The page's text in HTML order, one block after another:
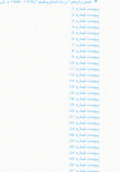
فصل يازدهم " در راه انجام وظيفه " (1378 - 1368 ه. ش)
پيوست شماره 1:
پيوست شماره 2:
پيوست شماره 3:
پيوست شماره 4:
پيوست شماره 5:
پيوست شماره 6:
پيوست شماره 7:
پيوست شماره 8:
پيوست شماره 9:
پيوست شماره 10:
پيوست شماره 11:
پيوست شماره 13:
پيوست شماره 14:
پيوست شماره 15:
پيوست شماره 16:
پيوست شماره 18:
پيوست شماره 19:
پيوست شماره 20:
پيوست شماره 21:
پيوست شماره 23:
پيوست شماره 24:
پيوست شماره 28:
پيوست شماره 29:
پيوست شماره 30:
پيوست شماره 34:
پيوست شماره 35:
پيوست شماره 36: